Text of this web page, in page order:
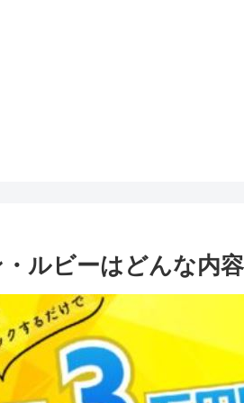
ルビーはどんな内